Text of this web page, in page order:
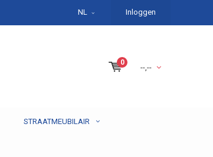
NL Inloggen
0
--,--
STRAATMEUBILAIR